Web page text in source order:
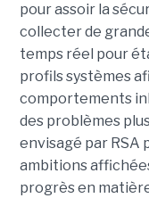
pour assoir la
collecter de
temps réel pour
profils systèmes
comportements
des problèmes
envisagé par RSA
ambitions
progrès en